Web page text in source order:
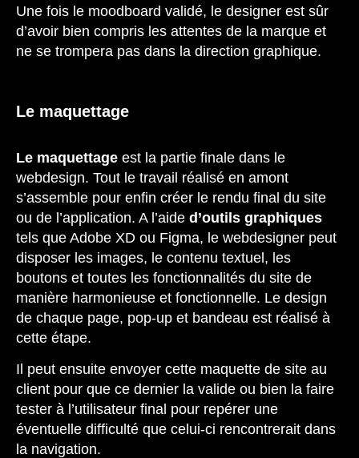
Une fois le moodboard validé, le designer est sûr
d’avoir bien compris les attentes de la marque et
ne se trompera pas dans la direction graphique.
Le maquettage
Le maquettage est la partie finale dans le
webdesign. Tout le travail réalisé en amont
s’assemble pour enfin créer le rendu final du site
ou de l’application. A l’aide d’outils graphiques
tels que Adobe XD ou Figma, le webdesigner peut
disposer les images, le contenu textuel, les
boutons et toutes les fonctionnalités du site de
manière harmonieuse et fonctionnelle. Le design
de chaque page, pop-up et bandeau est réalisé à
cette étape.
Il peut ensuite envoyer cette maquette de site au
client pour que ce dernier la valide ou bien la faire
tester à l’utilisateur final pour repérer une
éventuelle difficulté que celui-ci rencontrerait dans
la navigation.